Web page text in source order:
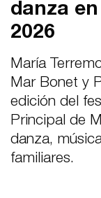
danza
2026
María
Mar Bonet y
edición del
Principal de
danza,
familiares.